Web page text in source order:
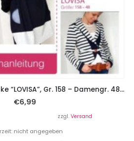
Cardigan, legere Jacke “LOVISA”, Gr. 158 – Damengr. 48 inkl. 2 Längen
€6,99
zzgl. Versand
nicht angegeben